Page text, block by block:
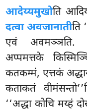
आदेय्यमुखोति
दत्वा अवजानातीति
एवं अवमञ्ञति.
अप्पमत्तके
कतकम्मं, एत्तकं
कताकतं
‘‘अद्धा कोचि मय्हं